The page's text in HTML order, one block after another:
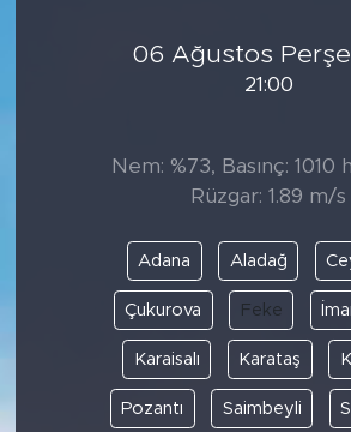
06 Ağustos
21:00
Nem: %73, Basınç: 1010
Rüzgar: 1.89 m/s
Adana Aladağ
Çukurova Feke
Karaisalı Karataş
Pozantı Saimbeyli
Sektör